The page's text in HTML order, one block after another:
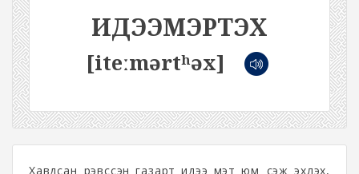
ИДЭЭМЭРТЭХ
[iteːmərtʰəx]
Хавдсан үрэвссэн газарт идээ мэт юм үүсэж эхлэх,